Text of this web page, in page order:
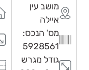
מושב עין
איילה
מס' הנכס:
5928561
גודל מגרש